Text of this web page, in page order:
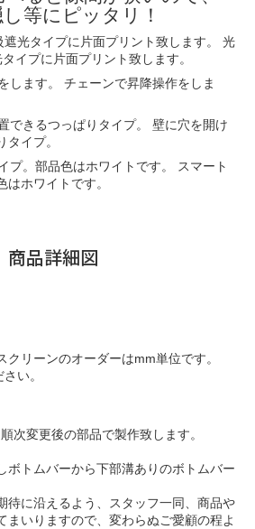
等にピッタリ！
光
イプに片面プリント致します。
チェーンで昇降操作をしま
壁に穴を開け
イプ。
スマート
ホワイトです。
商品詳細図
クリーンのオーダーはmm単位です。
い。
次変更後の部品で製作致します。
ボトムバーから下部溝ありのボトムバー
待に沿えるよう、スタッフ一同、商品や
まいりますので、変わらぬご愛顧の程よ